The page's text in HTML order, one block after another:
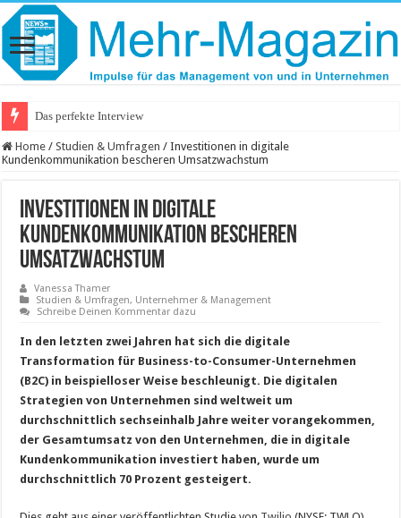
Das perfekte Interview
Home / Studien & Umfragen / Investitionen in digitale
Kundenkommunikation bescheren Umsatzwachstum
Investitionen in digitale
Kundenkommunikation bescheren
Umsatzwachstum
Vanessa Thamer
Studien & Umfragen, Unternehmer & Management
Schreibe Deinen Kommentar dazu
In den letzten zwei Jahren hat sich die digitale
Transformation für Business-to-Consumer-Unternehmen
(B2C) in beispielloser Weise beschleunigt. Die digitalen
Strategien von Unternehmen sind weltweit um
durchschnittlich sechseinhalb Jahre weiter vorangekommen,
der Gesamtumsatz von den Unternehmen, die in digitale
Kundenkommunikation investiert haben, wurde um
durchschnittlich 70 Prozent gesteigert.